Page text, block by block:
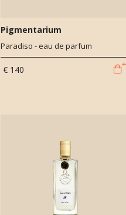
Pigmentarium
Paradiso - eau de parfum
€ 140